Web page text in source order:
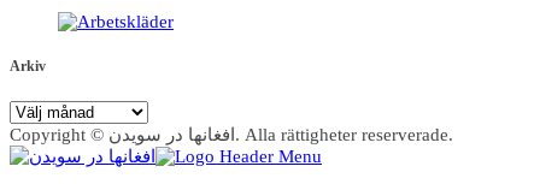
Arkiv
Arkiv
Copyright © افغانها در سویدن. Alla rättigheter reserverade.